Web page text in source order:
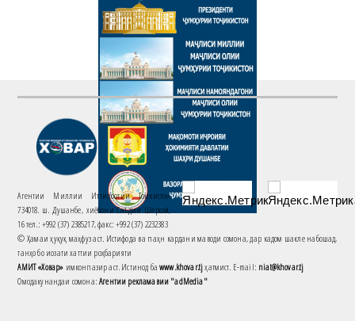
Агентии Миллии Иттилоотии Тоҷикистон
734018. ш. Душанбе, хиёбони Саъдии Шерозӣ,
16 тел.: +992 (37) 2385217, факс: +992 (37) 2232383
© Ҳамаи ҳуқуқ маҳфуз аст. Истифода ва паҳн кардани маводи сомона, дар кадом шакле набошад,
танҳо бо иҷозати хаттии роҳбарияти
АМИТ «Ховар» имконпазир аст. Истинод баwww.khovar.tjҳатмист. E-mail: niat@khovar.tj
Омодакунандаи сомона:Агентии рекламавии "adMedia"